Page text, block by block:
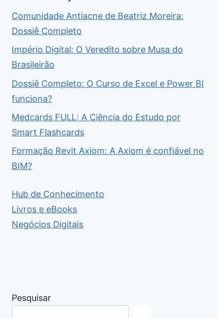
Comunidade Antiacne de Beatriz Moreira:
Dossiê Completo
Império Digital: O Veredito sobre Musa do
Brasileirão
Dossiê Completo: O Curso de Excel e Power BI
funciona?
Medcards FULL: A Ciência do Estudo por
Smart Flashcards
Formação Revit Axiom: A Axiom é confiável no
BIM?
Hub de Conhecimento
Livros e eBooks
Negócios Digitais
Pesquisar